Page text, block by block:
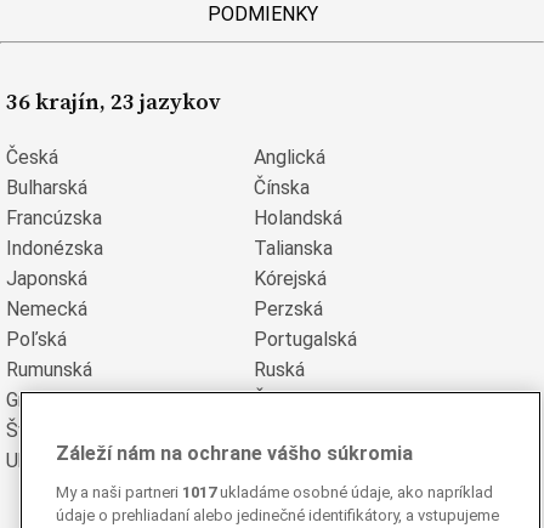
PODMIENKY
36 krajín, 23 jazykov
Česká
Anglická
Bulharská
Čínska
Francúzska
Holandská
Indonézska
Talianska
Japonská
Kórejská
Nemecká
Perzská
Poľská
Portugalská
Rumunská
Ruská
Grécka
Španielska
Švédska
Ukrajinská
Vietnamská
Záleží nám na ochrane vášho súkromia
My a naši partneri 1017ukladáme osobné údaje, ako napríklad
údaje o prehliadaní alebo jedinečné identifikátory, a vstupujeme